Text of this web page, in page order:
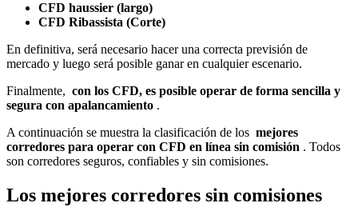
CFD haussier (largo)
CFD Ribassista (Corte)
En definitiva, será necesario hacer una correcta previsión de
mercado y luego será posible ganar en cualquier escenario.
Finalmente, con los CFD, es posible operar de forma sencilla y
segura con apalancamiento .
A continuación se muestra la clasificación de los mejores
corredores para operar con CFD en línea sin comisión . Todos
son corredores seguros, confiables y sin comisiones.
Los mejores corredores sin comisiones